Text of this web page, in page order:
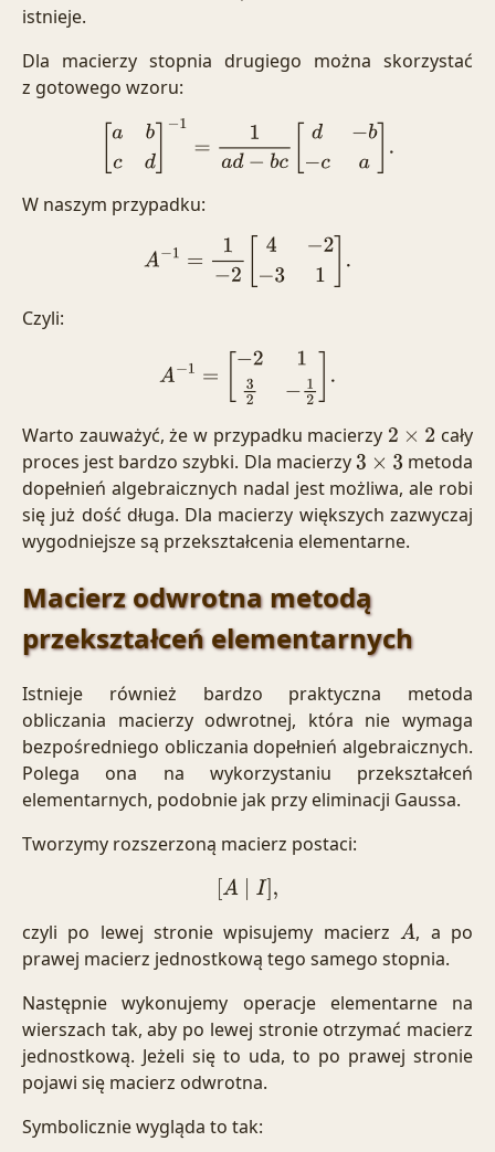
istnieje.
Dla macierzy stopnia drugiego można skorzystać
z gotowego wzoru:
ab d]− − − b− ].
W naszym przypadku:
A
− −2 1].
Czyli:
A− 213 12
Warto zauważyć, że w przypadku macierzy 2 ×2
cały
proces jest bardzo szybki. Dla macierzy 3×3
metoda
dopełnień algebraicznych nadal jest możliwa, ale robi
się już dość długa. Dla macierzy większych zazwyczaj
wygodniejsze są przekształcenia elementarne.
Macierz odwrotna metodą
przekształceń elementarnych
Istnieje również bardzo praktyczna metoda
obliczania macierzy odwrotnej, która nie wymaga
bezpośredniego obliczania dopełnień algebraicznych.
Polega ona na wykorzystaniu przekształceń
elementarnych, podobnie jak przy eliminacji Gaussa.
Tworzymy rozszerzoną macierz postaci:
[A I],
czyli po lewej stronie wpisujemy macierz A , a po
prawej macierz jednostkową tego samego stopnia.
Następnie wykonujemy operacje elementarne na
wierszach tak, aby po lewej stronie otrzymać macierz
jednostkową. Jeżeli się to uda, to po prawej stronie
pojawi się macierz odwrotna.
Symbolicznie wygląda to tak: